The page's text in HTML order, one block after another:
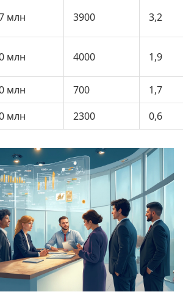
млн 3900 3,2
млн 4000 1,9
млн 700
1,7
млн 2300 0,6